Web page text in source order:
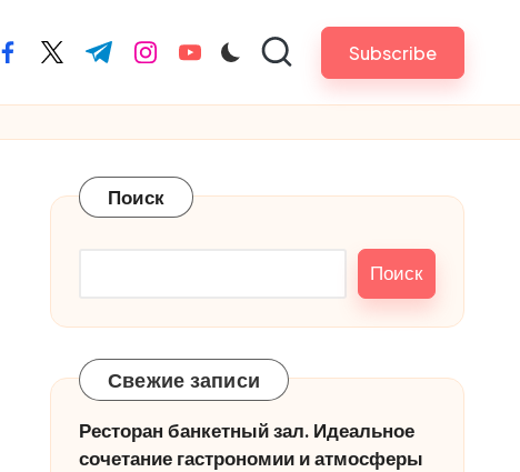
facebook.com
twitter.com
t.me instagram.com
youtube.com Subscribe
Поиск
Поиск
Свежие записи
Ресторан банкетный зал. Идеальное
сочетание гастрономии и атмосферы